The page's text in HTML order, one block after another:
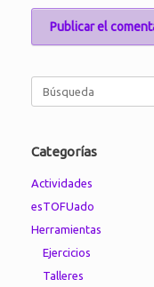
Categorías
Actividades
esTOFUado
Herramientas
Ejercicios
Talleres